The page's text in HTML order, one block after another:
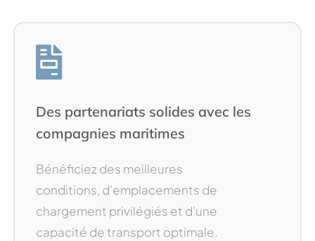
Des partenariats solides avec les
compagnies maritimes
Bénéficiez des meilleures
conditions, d’emplacements de
chargement privilégiés et d’une
capacité de transport optimale.